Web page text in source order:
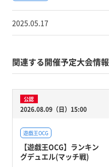
2025.05.17
関連する開催予定大会情報
公認
2026.08.09（日）15:00
遊戯王OCG
【遊戯王OCG】ランキン
グデュエル(マッチ戦)